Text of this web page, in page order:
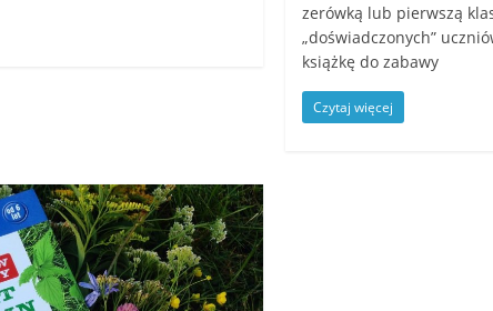
zerówką lub pierwszą
„doświadczonych”
książkę do zabawy
Czytaj więcej